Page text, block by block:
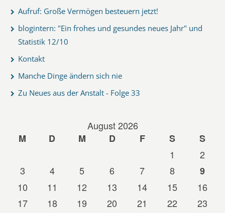
Aufruf: Große Vermögen besteuern jetzt!
blogintern: "Ein frohes und gesundes neues Jahr" und
Statistik 12/10
Kontakt
Manche Dinge ändern sich nie
Zu Neues aus der Anstalt - Folge 33
August 2026
M
D M D F S
S
1
2
3
4 5 6 7 8
9
10
11 12 13 14 15
16
17
18 19 20 21 22
23